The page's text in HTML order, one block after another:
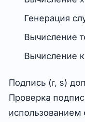
Генерация
Вычисление
Вычисление
Подпись (r, s)
Проверка
использованием